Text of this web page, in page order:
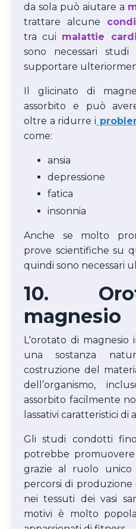
da sola può aiutare a
trattare alcune
tra cui malattie
sono necessari
supportare
Il glicinato di
assorbito e può
oltre a ridurre i
come:
ansia
depressione
fatica
insonnia
Anche se molto
prove scientifiche su
quindi sono necessari
10.
magnesio
L'orotato di magnesio
una sostanza
costruzione del
dell’organismo,
assorbito facilmente
lassativi caratteristici di
Gli studi condotti
potrebbe
grazie al ruolo unico
percorsi di
nei tessuti dei vasi
motivi è molto